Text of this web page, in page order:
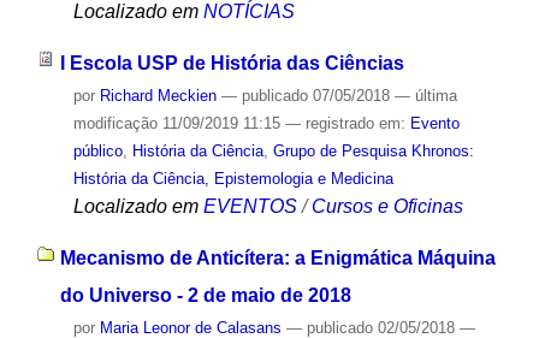
Localizado em NOTÍCIAS
I Escola USP de História das Ciências
por Richard Meckien — publicado07/05/2018 — última
modificação11/09/2019 11:15 — registrado em: Evento
público, História da Ciência, Grupo de Pesquisa Khronos:
História da Ciência, Epistemologia e Medicina
Localizado em EVENTOS /Cursos e Oficinas
Mecanismo de Anticítera: a Enigmática Máquina
do Universo - 2 de maio de 2018
por Maria Leonor de Calasans — publicado02/05/2018 —